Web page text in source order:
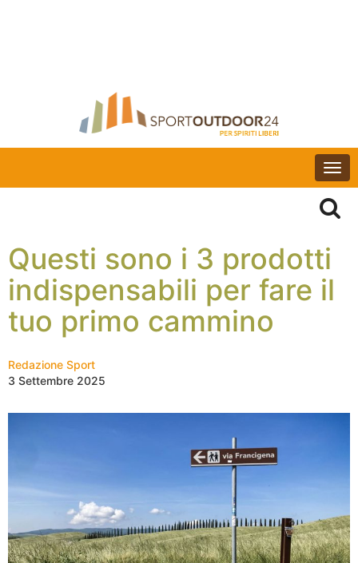
Questi sono i 3 prodotti
indispensabili per fare il
tuo primo cammino
Redazione Sport
3 Settembre 2025